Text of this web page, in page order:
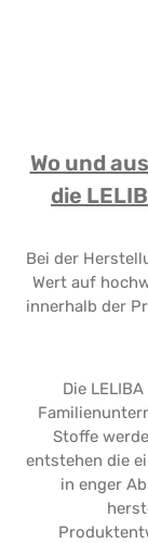
Wo und
die
Bei der
Wert auf
innerhalb der
Die
Stoffe
entstehen die
in enger